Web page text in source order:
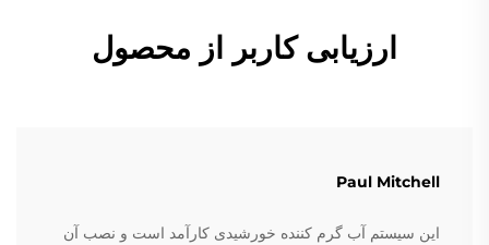
ارزیابی کاربر از محصول
Paul Mitchell
این سیستم آب گرم کننده خورشیدی کارآمد است و نصب آن